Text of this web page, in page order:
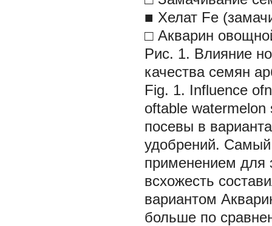
■ Хелат Fe
□ Акварин
Рис. 1. Влияние
качества семян
Fig. 1. Influence
oftable watermelon
посевы в
удобрений.
применением для
всхожесть
вариантом
больше по